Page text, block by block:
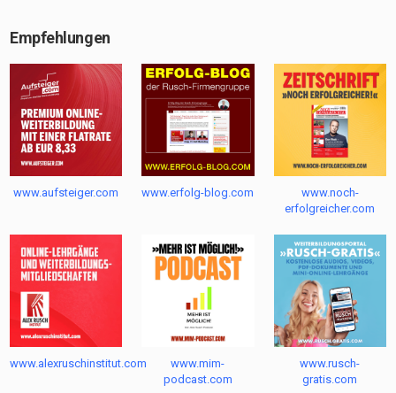
Alex Rusch Insider«-Podcast vom 3.
April 2026
»Alex Rusch LIVE« vom 10. Mai 2026
Vorschau auf Ausgabe 02-2026 der
Zeitschrift »Noch erfolgreicher!«
Folge 11 von »Alex Rusch LIVE«
Empfehlungen
www.aufsteiger.com www.erfolg-blog.com
www.noch-
erfolgreicher.com
www.alexruschinstitut.com
www.mim-
podcast.com
www.rusch-
gratis.com